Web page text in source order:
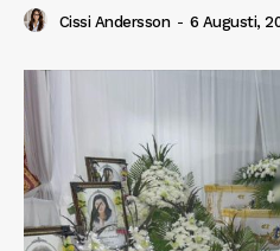
Cissi Andersson - 6 Augusti,